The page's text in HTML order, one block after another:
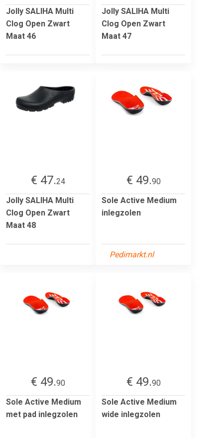
Jolly SALIHA Multi
Clog Open Zwart
Maat 46
Jolly SALIHA Multi
Clog Open Zwart
Maat 47
€ 47.24
Jolly SALIHA Multi
Clog Open Zwart
Maat 48
€ 49.90
Sole Active Medium
inlegzolen
Pedimarkt.nl
€ 49.90
Sole Active Medium
met pad inlegzolen
€ 49.90
Sole Active Medium
wide inlegzolen